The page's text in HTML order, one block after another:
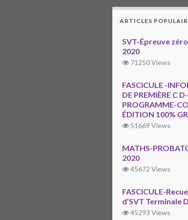
ARTICLES
SVT-Épreuve
2020
71250 Views
FASCICULE -
DE PREMIÈRE C
PROGRAMME-
ÉDITION 100%
51669 Views
MATHS-
2020
45672 Views
FASCICULE-
d’SVT Terminale
45293 Views